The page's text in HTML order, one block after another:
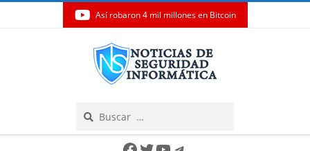
Así robaron 4 mil millones en Bitcoin